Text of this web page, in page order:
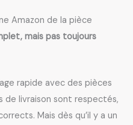
Amazon de la pièce
mais pas toujours
rapide avec des pièces
de livraison sont respectés,
Mais dès qu’il y a un